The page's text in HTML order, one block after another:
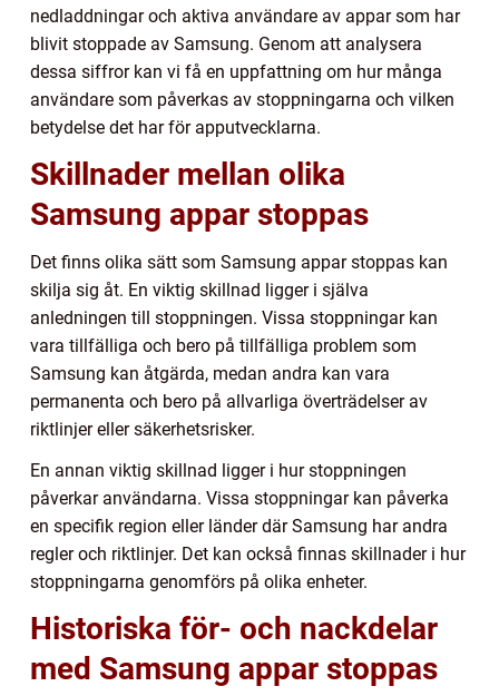
nedladdningar och aktiva användare av appar som har
blivit stoppade av Samsung. Genom att analysera
dessa siffror kan vi få en uppfattning om hur många
användare som påverkas av stoppningarna och vilken
betydelse det har för apputvecklarna.
Skillnader mellan olika
Samsung appar stoppas
Det finns olika sätt som Samsung appar stoppas kan
skilja sig åt. En viktig skillnad ligger i själva
anledningen till stoppningen. Vissa stoppningar kan
vara tillfälliga och bero på tillfälliga problem som
Samsung kan åtgärda, medan andra kan vara
permanenta och bero på allvarliga överträdelser av
riktlinjer eller säkerhetsrisker.
En annan viktig skillnad ligger i hur stoppningen
påverkar användarna. Vissa stoppningar kan påverka
en specifik region eller länder där Samsung har andra
regler och riktlinjer. Det kan också finnas skillnader i hur
stoppningarna genomförs på olika enheter.
Historiska för- och nackdelar
med Samsung appar stoppas